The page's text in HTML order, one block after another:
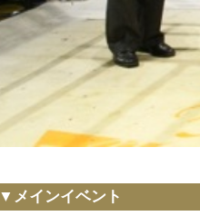
▼メインイベント